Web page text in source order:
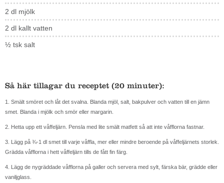
2 dl mjölk
2 dl kallt vatten
½ tsk salt
Så här tillagar du receptet (20 minuter):
1. Smält smöret och låt det svalna. Blanda mjöl, salt, bakpulver och vatten till en jämn
smet. Blanda i mjölk och smör eller margarin.
2. Hetta upp ett våffeljärn. Pensla med lite smält matfett så att inte våfflorna fastnar.
3. Lägg på ¾-1 dl smet till varje våffla, mer eller mindre beroende på våffeljärnets storlek.
Grädda våfflorna i hett våffeljärn tills de fått fin färg.
4. Lägg de nygräddade våfflorna på galler och servera med sylt, färska bär, grädde eller
vaniljglass.